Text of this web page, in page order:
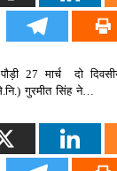
27 मार्च दो
गुरमीत सिंह ने…